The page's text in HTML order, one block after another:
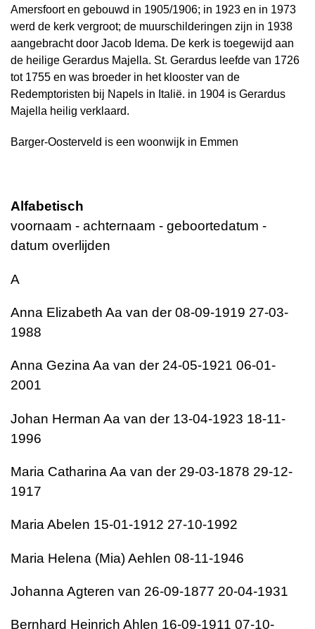
Amersfoort en gebouwd in 1905/1906; in 1923 en in 1973
werd de kerk vergroot; de muurschilderingen zijn in 1938
aangebracht door Jacob Idema. De kerk is toegewijd aan
de heilige Gerardus Majella. St. Gerardus leefde van 1726
tot 1755 en was broeder in het klooster van de
Redemptoristen bij Napels in Italië. in 1904 is Gerardus
Majella heilig verklaard.
Barger-Oosterveld is een woonwijk in Emmen
Alfabetisch
voornaam - achternaam - geboortedatum -
datum overlijden
A
Anna Elizabeth Aa van der 08-09-1919 27-03-
1988
Anna Gezina Aa van der 24-05-1921 06-01-
2001
Johan Herman Aa van der 13-04-1923 18-11-
1996
Maria Catharina Aa van der 29-03-1878 29-12-
1917
Maria Abelen 15-01-1912 27-10-1992
Maria Helena (Mia) Aehlen 08-11-1946
Johanna Agteren van 26-09-1877 20-04-1931
Bernhard Heinrich Ahlen 16-09-1911 07-10-